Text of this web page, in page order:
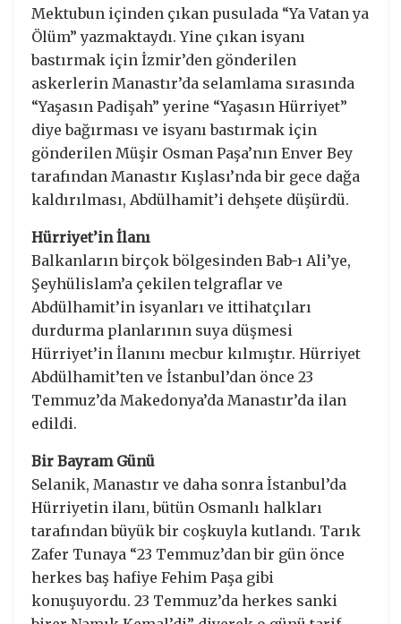
Mektubun içinden çıkan pusulada “Ya Vatan ya
Ölüm” yazmaktaydı. Yine çıkan isyanı
bastırmak için İzmir’den gönderilen
askerlerin Manastır’da selamlama sırasında
“Yaşasın Padişah” yerine “Yaşasın Hürriyet”
diye bağırması ve isyanı bastırmak için
gönderilen Müşir Osman Paşa’nın Enver Bey
tarafından Manastır Kışlası’nda bir gece dağa
kaldırılması, Abdülhamit’i dehşete düşürdü.
Hürriyet’in İlanı
Balkanların birçok bölgesinden Bab-ı Ali’ye,
Şeyhülislam’a çekilen telgraflar ve
Abdülhamit’in isyanları ve ittihatçıları
durdurma planlarının suya düşmesi
Hürriyet’in İlanını mecbur kılmıştır. Hürriyet
Abdülhamit’ten ve İstanbul’dan önce 23
Temmuz’da Makedonya’da Manastır’da ilan
edildi.
Bir Bayram Günü
Selanik, Manastır ve daha sonra İstanbul’da
Hürriyetin ilanı, bütün Osmanlı halkları
tarafından büyük bir coşkuyla kutlandı. Tarık
Zafer Tunaya “23 Temmuz’dan bir gün önce
herkes baş hafiye Fehim Paşa gibi
konuşuyordu. 23 Temmuz’da herkes sanki